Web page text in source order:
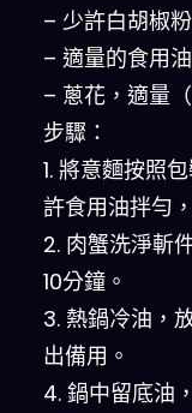
– 少許白胡椒粉
– 適量的食用油
– 蔥花，適量（
步驟：
1. 將意麵按照
許食用油拌勻
2. 肉蟹洗淨斬
10分鐘。
3. 熱鍋冷油，
出備用。
4. 鍋中留底油